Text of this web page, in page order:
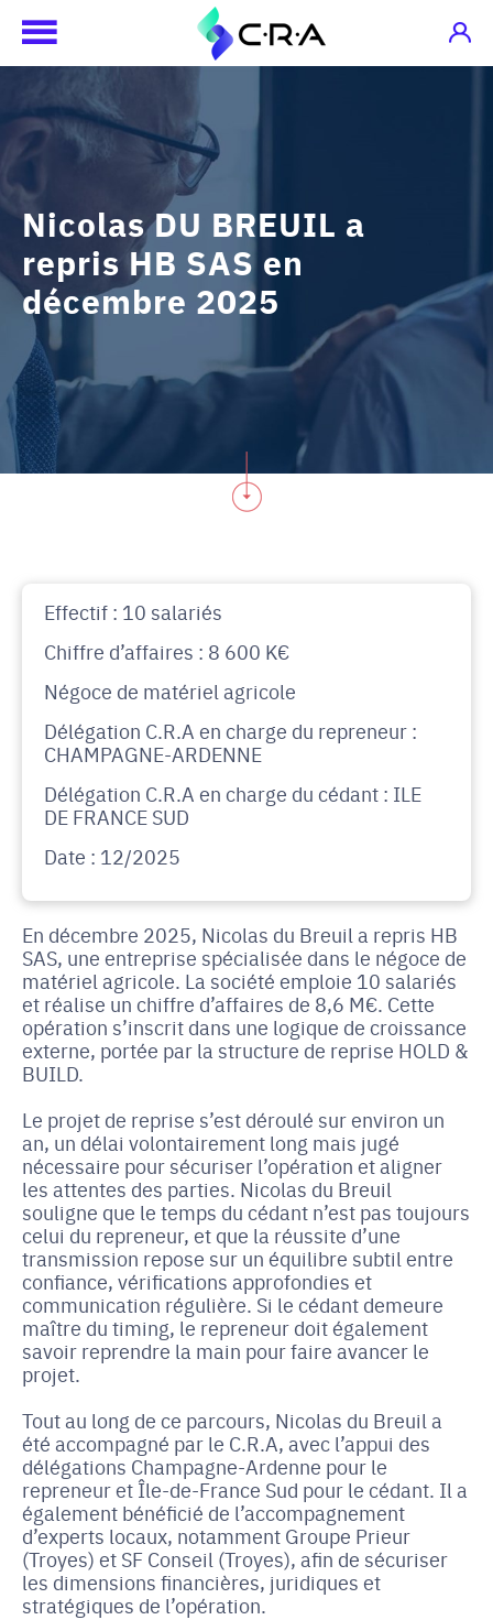
Nicolas DU BREUIL a
repris HB SAS en
décembre 2025
Effectif : 10 salariés
Chiffre d’affaires : 8 600 K€
Négoce de matériel agricole
Délégation C.R.A en charge du repreneur :
CHAMPAGNE-ARDENNE
Délégation C.R.A en charge du cédant : ILE
DE FRANCE SUD
Date : 12/2025
En décembre 2025, Nicolas du Breuil a repris HB
SAS, une entreprise spécialisée dans le négoce de
matériel agricole. La société emploie 10 salariés
et réalise un chiffre d’affaires de 8,6 M€. Cette
opération s’inscrit dans une logique de croissance
externe, portée par la structure de reprise HOLD &
BUILD.
Le projet de reprise s’est déroulé sur environ un
an, un délai volontairement long mais jugé
nécessaire pour sécuriser l’opération et aligner
les attentes des parties. Nicolas du Breuil
souligne que le temps du cédant n’est pas toujours
celui du repreneur, et que la réussite d’une
transmission repose sur un équilibre subtil entre
confiance, vérifications approfondies et
communication régulière. Si le cédant demeure
maître du timing, le repreneur doit également
savoir reprendre la main pour faire avancer le
projet.
Tout au long de ce parcours, Nicolas du Breuil a
été accompagné par le C.R.A, avec l’appui des
délégations Champagne-Ardenne pour le
repreneur et Île-de-France Sud pour le cédant. Il a
également bénéficié de l’accompagnement
d’experts locaux, notamment Groupe Prieur
(Troyes) et SF Conseil (Troyes), afin de sécuriser
les dimensions financières, juridiques et
stratégiques de l’opération.